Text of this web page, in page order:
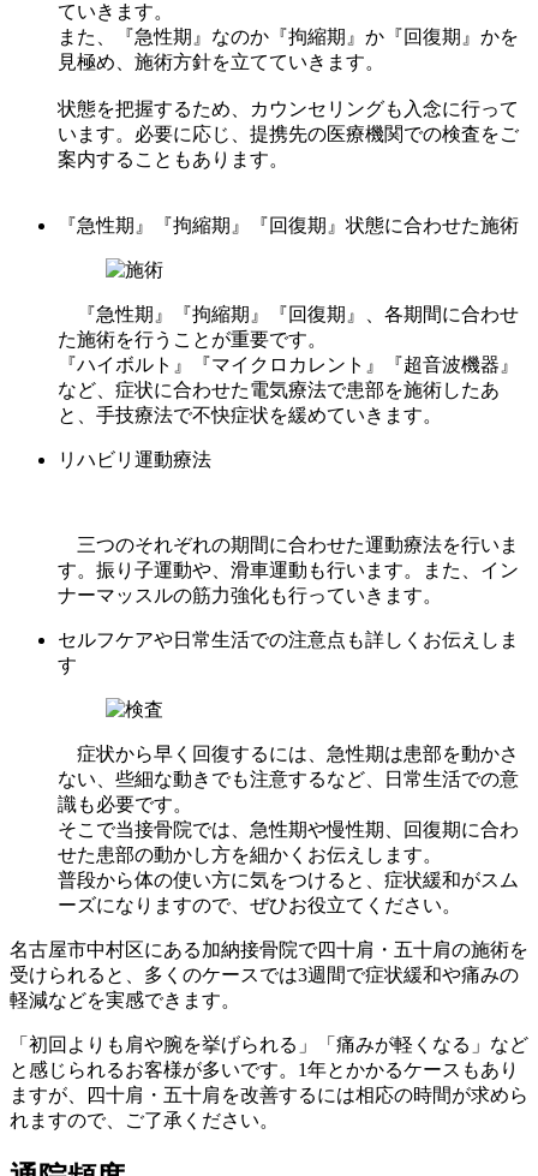
ていきます。
また、『急性期』なのか『拘縮期』か『回復期』かを
見極め、施術方針を立てていきます。
状態を把握するため、カウンセリングも入念に行って
います。必要に応じ、提携先の医療機関での検査をご
案内することもあります。
『急性期』『拘縮期』『回復期』状態に合わせた施術
『急性期』『拘縮期』『回復期』、各期間に合わせ
た施術を行うことが重要です。
『ハイボルト』『マイクロカレント』『超音波機器』
など、症状に合わせた電気療法で患部を施術したあ
と、手技療法で不快症状を緩めていきます。
リハビリ運動療法
三つのそれぞれの期間に合わせた運動療法を行いま
す。振り子運動や、滑車運動も行います。また、イン
ナーマッスルの筋力強化も行っていきます。
セルフケアや日常生活での注意点も詳しくお伝えしま
す
症状から早く回復するには、急性期は患部を動かさ
ない、些細な動きでも注意するなど、日常生活での意
識も必要です。
そこで当接骨院では、急性期や慢性期、回復期に合わ
せた患部の動かし方を細かくお伝えします。
普段から体の使い方に気をつけると、症状緩和がスム
ーズになりますので、ぜひお役立てください。
名古屋市中村区にある加納接骨院で四十肩・五十肩の施術を
受けられると、多くのケースでは3週間で症状緩和や痛みの
軽減などを実感できます。
「初回よりも肩や腕を挙げられる」「痛みが軽くなる」など
と感じられるお客様が多いです。1年とかかるケースもあり
ますが、四十肩・五十肩を改善するには相応の時間が求めら
れますので、ご了承ください。